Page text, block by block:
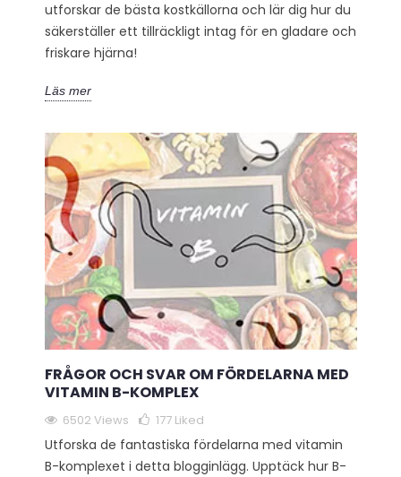
utforskar de bästa kostkällorna och lär dig hur du
säkerställer ett tillräckligt intag för en gladare och
friskare hjärna!
Läs mer
FRÅGOR OCH SVAR OM FÖRDELARNA MED
VITAMIN B-KOMPLEX
6502 Views 177 Liked
Utforska de fantastiska fördelarna med vitamin
B-komplexet i detta blogginlägg. Upptäck hur B-